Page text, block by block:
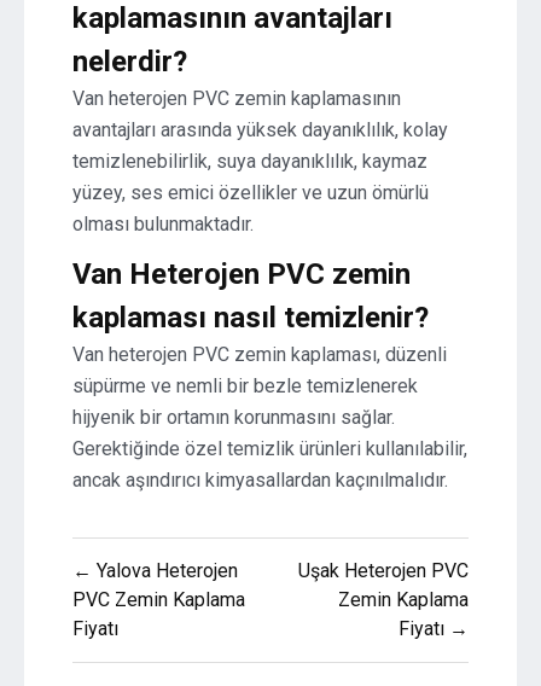
kaplamasının avantajları
nelerdir?
Van heterojen PVC zemin kaplamasının
avantajları arasında yüksek dayanıklılık, kolay
temizlenebilirlik, suya dayanıklılık, kaymaz
yüzey, ses emici özellikler ve uzun ömürlü
olması bulunmaktadır.
Van Heterojen PVC zemin
kaplaması nasıl temizlenir?
Van heterojen PVC zemin kaplaması, düzenli
süpürme ve nemli bir bezle temizlenerek
hijyenik bir ortamın korunmasını sağlar.
Gerektiğinde özel temizlik ürünleri kullanılabilir,
ancak aşındırıcı kimyasallardan kaçınılmalıdır.
Yazı
gezinmesi
← Yalova Heterojen
PVC Zemin Kaplama
Fiyatı
Uşak Heterojen PVC
Zemin Kaplama
Fiyatı →